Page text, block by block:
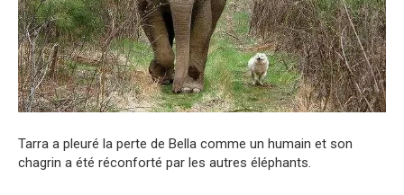
Tarra a pleuré la perte de Bella comme un humain et son
chagrin a été réconforté par les autres éléphants.